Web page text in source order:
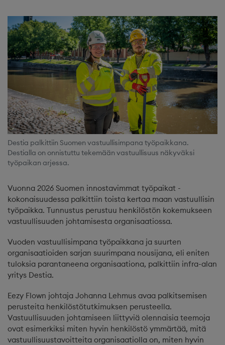
Destia palkittiin Suomen vastuullisimpana työpaikkana.
Destialla on onnistuttu tekemään vastuullisuus näkyväksi
työpaikan arjessa.
Vuonna 2026 Suomen innostavimmat työpaikat -
kokonaisuudessa palkittiin toista kertaa maan vastuullisin
työpaikka. Tunnustus perustuu henkilöstön kokemukseen
vastuullisuuden johtamisesta organisaatiossa.
Vuoden vastuullisimpana työpaikkana ja suurten
organisaatioiden sarjan suurimpana nousijana, eli eniten
tuloksia parantaneena organisaationa, palkittiin infra-alan
yritys Destia.
Eezy Flown johtaja Johanna Lehmus avaa palkitsemisen
perusteita henkilöstötutkimuksen perusteella.
Vastuullisuuden johtamiseen liittyviä olennaisia teemoja
ovat esimerkiksi miten hyvin henkilöstö ymmärtää, mitä
vastuullisuustavoitteita organisaatiolla on, miten hyvin